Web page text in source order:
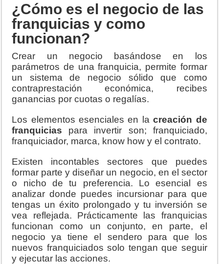
¿Cómo es el negocio de las
franquicias y como
funcionan?
Crear un negocio basándose en los
parámetros de una franquicia, permite formar
un sistema de negocio sólido que como
contraprestación económica, recibes
ganancias por cuotas o regalías.
Los elementos esenciales en lacreación de
franquicias para invertir son; franquiciado,
franquiciador, marca, know how y el contrato.
Existen incontables sectores que puedes
formar parte y diseñar un negocio, en el sector
o nicho de tu preferencia. Lo esencial es
analizar donde puedes incursionar para que
tengas un éxito prolongado y tu inversión se
vea reflejada. Prácticamente las franquicias
funcionan como un conjunto, en parte, el
negocio ya tiene el sendero para que los
nuevos franquiciados solo tengan que seguir
y ejecutar las acciones.